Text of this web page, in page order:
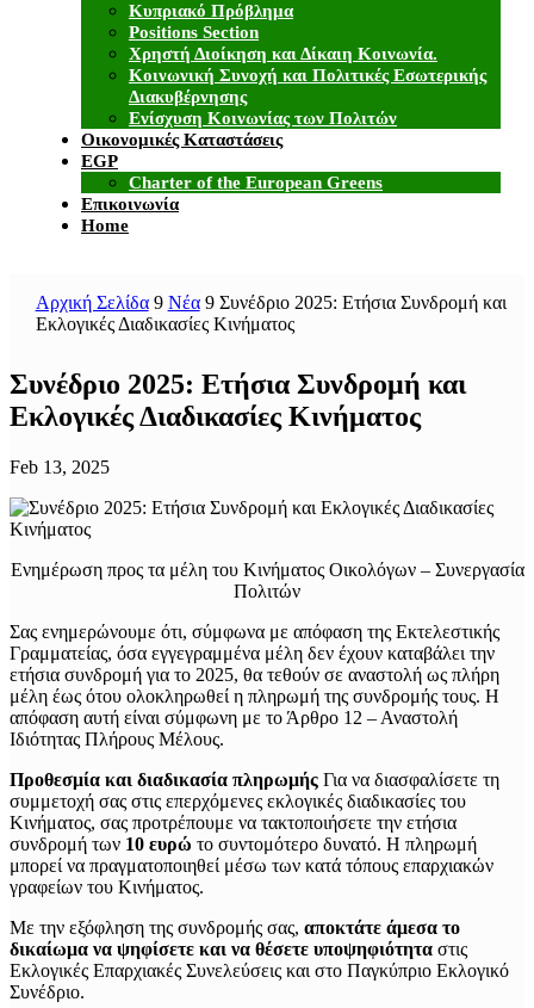
Κυπριακό Πρόβλημα
Positions Section
Χρηστή Διοίκηση και Δίκαιη Κοινωνία.
Κοινωνική Συνοχή και Πολιτικές Εσωτερικής
Διακυβέρνησης
Ενίσχυση Κοινωνίας των Πολιτών
Οικονομικές Καταστάσεις
EGP
Charter of the European Greens
Επικοινωνία
Home
Αρχική Σελίδα 9 Νέα 9 Συνέδριο 2025: Ετήσια Συνδρομή και
Εκλογικές Διαδικασίες Κινήματος
Συνέδριο 2025: Ετήσια Συνδρομή και
Εκλογικές Διαδικασίες Κινήματος
Feb 13, 2025
Ενημέρωση προς τα μέλη του Κινήματος Οικολόγων – Συνεργασία
Πολιτών
Σας ενημερώνουμε ότι, σύμφωνα με απόφαση της Εκτελεστικής
Γραμματείας, όσα εγγεγραμμένα μέλη δεν έχουν καταβάλει την
ετήσια συνδρομή για το 2025, θα τεθούν σε αναστολή ως πλήρη
μέλη έως ότου ολοκληρωθεί η πληρωμή της συνδρομής τους. Η
απόφαση αυτή είναι σύμφωνη με το Άρθρο 12 – Αναστολή
Ιδιότητας Πλήρους Μέλους.
Προθεσμία και διαδικασία πληρωμής Για να διασφαλίσετε τη
συμμετοχή σας στις επερχόμενες εκλογικές διαδικασίες του
Κινήματος, σας προτρέπουμε να τακτοποιήσετε την ετήσια
συνδρομή των 10 ευρώ το συντομότερο δυνατό. Η πληρωμή
μπορεί να πραγματοποιηθεί μέσω των κατά τόπους επαρχιακών
γραφείων του Κινήματος.
Με την εξόφληση της συνδρομής σας, αποκτάτε άμεσα το
δικαίωμα να ψηφίσετε και να θέσετε υποψηφιότητα στις
Εκλογικές Επαρχιακές Συνελεύσεις και στο Παγκύπριο Εκλογικό
Συνέδριο.